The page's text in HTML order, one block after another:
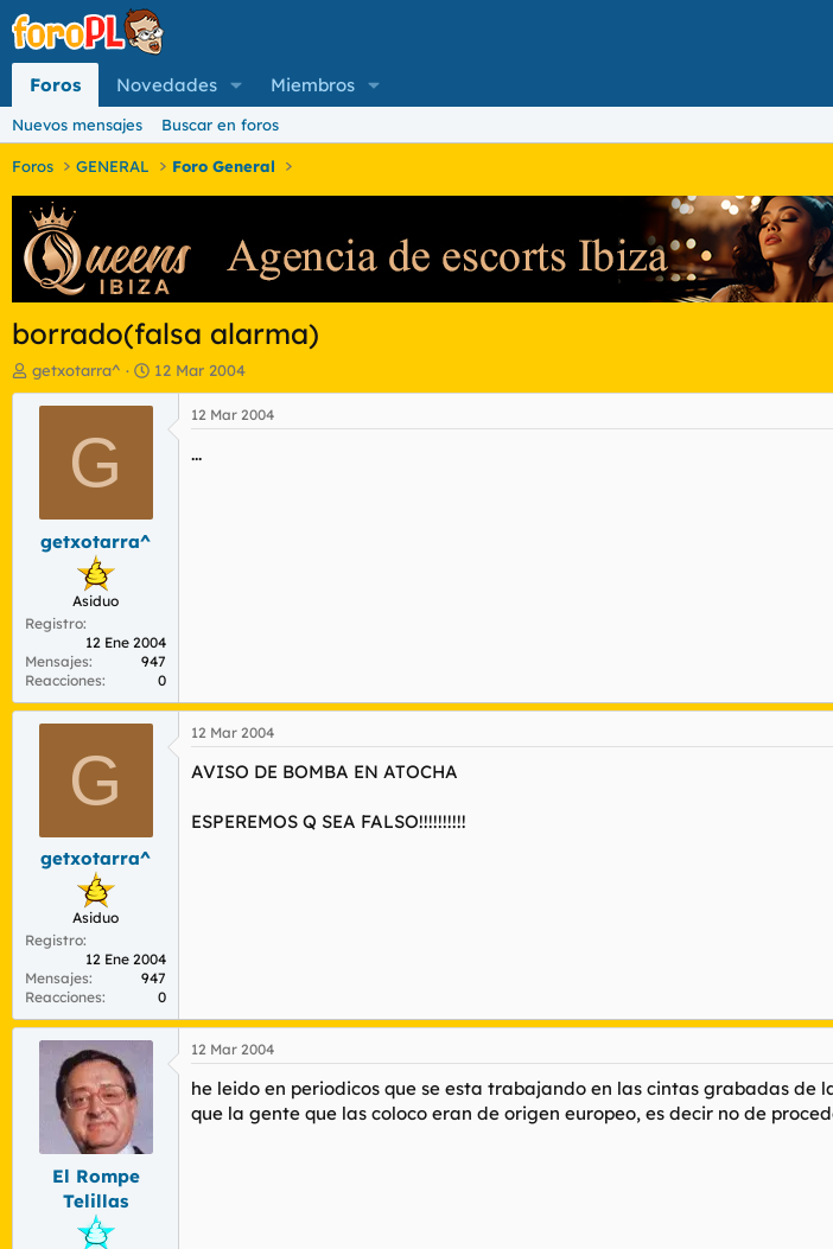
Foros Novedades Miembros
Nuevos mensajes Buscar en foros
Foros GENERAL Foro General
borrado(falsa alarma)
I
n
o
t
m
a
getxotarra^
F
e
12 Mar 2004
G
getxotarra^
Asiduo
Registro
12 Ene 2004
Mensajes
947
Reacciones
0
12 Mar 2004
...
G
getxotarra^
Asiduo
Registro
12 Ene 2004
Mensajes
947
Reacciones
0
12 Mar 2004
AVISO DE BOMBA EN ATOCHA
ESPEREMOS Q SEA FALSO!!!!!!!!!!
El Rompe
Telillas
12 Mar 2004
he leido en periodicos que se esta trabajando en las cintas grabadas de
que la gente que las coloco eran de origen europeo, es decir no de